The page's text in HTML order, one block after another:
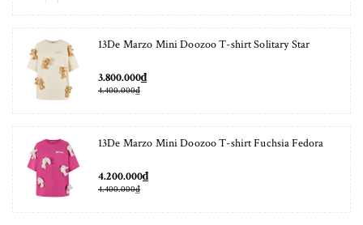
13De Marzo Mini Doozoo T-shirt Solitary Star
3.800.000₫
4.400.000₫
13De Marzo Mini Doozoo T-shirt Fuchsia Fedora
4.200.000₫
4.400.000₫